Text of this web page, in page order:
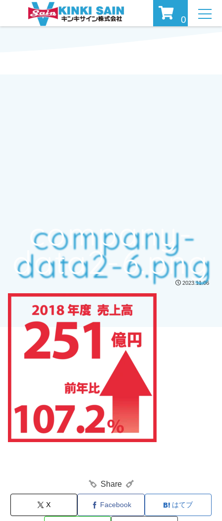
company-
data2-6.png
2023.11.06
Share
X Facebook はてブ
0